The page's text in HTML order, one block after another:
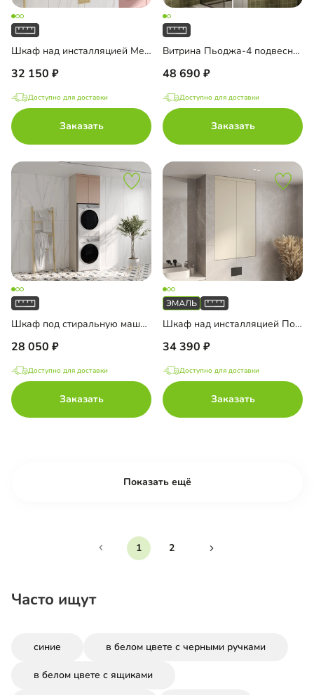
Шкаф над инсталляцией Ментон-1
32 150
Доступно для доставки
Заказать
Витрина Пьоджа-4 подвесная
48 690
Доступно для доставки
Заказать
Шкаф под стиральную машину Ментон-4
28 050
Доступно для доставки
Заказать
Шкаф над инсталляцией Порто-1
34 390
Доступно для доставки
Заказать
Показать ещё
1 2
Часто ищут
синие в белом цвете с черными ручками
в белом цвете с ящиками